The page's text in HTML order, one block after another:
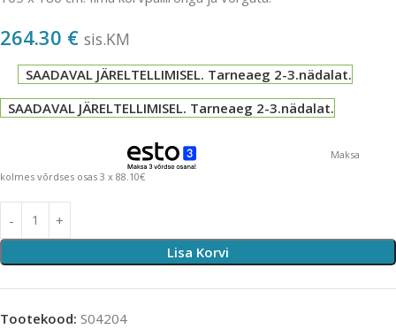
264.30 € sis.KM
SAADAVAL JÄRELTELLIMISEL. Tarneaeg 2-3.nädalat.
SAADAVAL JÄRELTELLIMISEL. Tarneaeg 2-3.nädalat.
Maksa
kolmes võrdses osas 3 x 88.10€
Lisa Korvi
Tootekood: S04204